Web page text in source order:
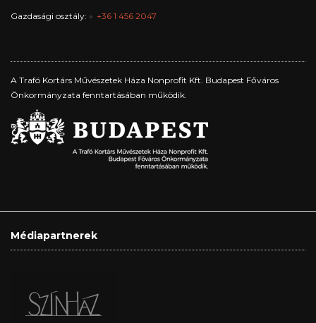
Gazdasági osztály: +36 1 456 2047
A Trafó Kortárs Művészetek Háza Nonprofit Kft. Budapest Főváros
Önkormányzata fenntartásában működik.
Médiapartnerek